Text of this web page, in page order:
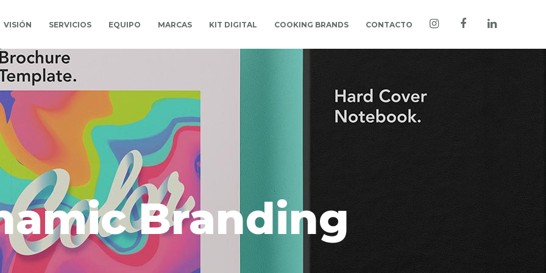
VISIÓN SERVICIOS EQUIPO MARCAS KIT DIGITAL COOKING BRANDS CONTACTO
Branding